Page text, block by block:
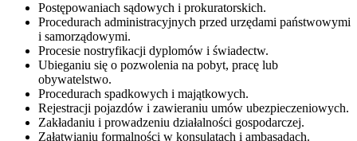
Postępowaniach sądowych i prokuratorskich.
Procedurach administracyjnych przed urzędami państwowymi
i samorządowymi.
Procesie nostryfikacji dyplomów i świadectw.
Ubieganiu się o pozwolenia na pobyt, pracę lub
obywatelstwo.
Procedurach spadkowych i majątkowych.
Rejestracji pojazdów i zawieraniu umów ubezpieczeniowych.
Zakładaniu i prowadzeniu działalności gospodarczej.
Załatwianiu formalności w konsulatach i ambasadach.